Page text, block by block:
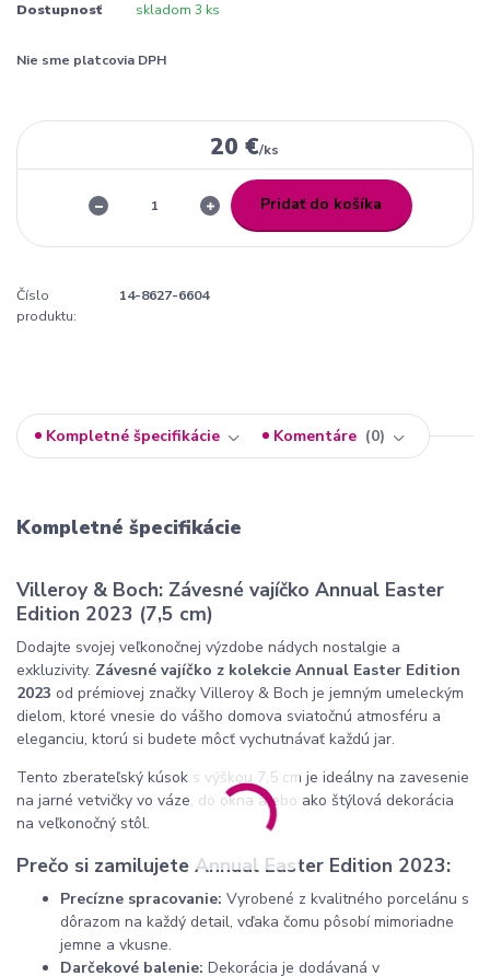
Dostupnosť skladom 3 ks
Nie sme platcovia DPH
20 €/ks
Pridať do košíka
Číslo
produktu:
14-8627-6604
Kompletné špecifikácie Komentáre 0
Kompletné špecifikácie
Villeroy & Boch: Závesné vajíčko Annual Easter
Edition 2023 (7,5 cm)
Dodajte svojej veľkonočnej výzdobe nádych nostalgie a
exkluzivity. Závesné vajíčko z kolekcie Annual Easter Edition
2023 od prémiovej značky Villeroy & Boch je jemným umeleckým
dielom, ktoré vnesie do vášho domova sviatočnú atmosféru a
eleganciu, ktorú si budete môcť vychutnávať každú jar.
Tento zberateľský kúsok s výškou 7,5 cm je ideálny na zavesenie
na jarné vetvičky vo váze, do okna alebo ako štýlová dekorácia
na veľkonočný stôl.
Prečo si zamilujete Annual Easter Edition 2023:
Precízne spracovanie: Vyrobené z kvalitného porcelánu s
dôrazom na každý detail, vďaka čomu pôsobí mimoriadne
jemne a vkusne.
Darčekové balenie: Dekorácia je dodávaná v